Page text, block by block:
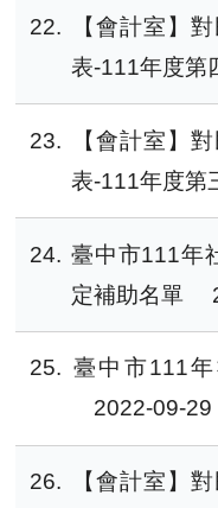
22
【會計室】
表-111年度第
23
【會計室】
表-111年度第
24
臺中市111年
定補助名單
25
臺中市111
2022-09-29
26
【會計室】